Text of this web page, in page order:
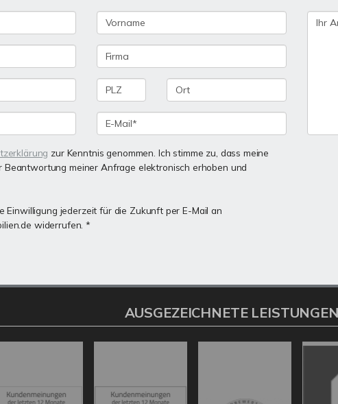
zur Kenntnis genommen. Ich stimme zu, dass meine
Beantwortung meiner Anfrage elektronisch erhoben und
Einwilligung jederzeit für die Zukunft per E-Mail an
widerrufen. *
AUSGEZEICHNETE